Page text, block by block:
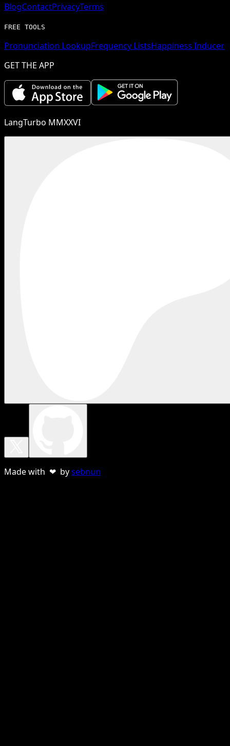
BlogContactPrivacyTerms
FREE TOOLS
Pronunciation LookupFrequency ListsHappiness Inducer
GET THE APP
LangTurbo MMXXVI
Made with ❤ bysebnun